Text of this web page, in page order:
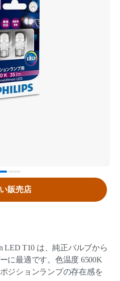
LED T10 は、純正バルブから
に最適です。色温度 6500K
ジションランプの存在感を
販売店